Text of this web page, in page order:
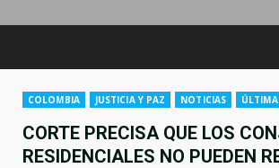
COLOMBIA JUSTICIA Y PAZ NOTICIAS
CORTE PRECISA QUE LOS
RESIDENCIALES NO PUEDEN